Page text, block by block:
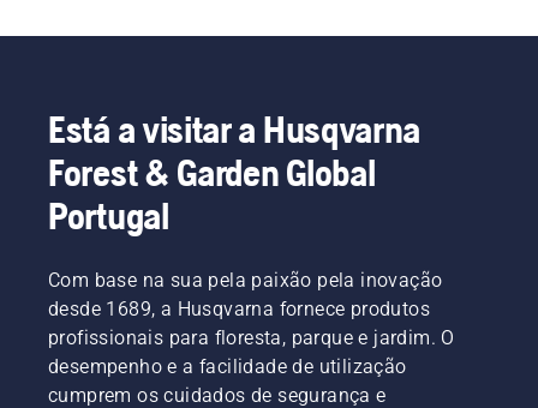
Está a visitar a Husqvarna
Forest & Garden Global
Portugal
Com base na sua pela paixão pela inovação
desde 1689, a Husqvarna fornece produtos
profissionais para floresta, parque e jardim. O
desempenho e a facilidade de utilização
cumprem os cuidados de segurança e